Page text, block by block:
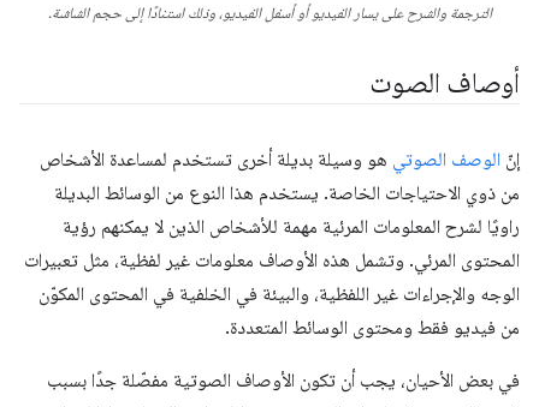
الترجمة والشرح على يسار الفيديو أو أسفل الفيديو، وذلك استنادًا إلى حجم الشاشة.
أوصاف الصوت
إنّ الوصف الصوتي هو وسيلة بديلة أخرى تستخدم لمساعدة الأشخاص
من ذوي الاحتياجات الخاصة. يستخدم هذا النوع من الوسائط البديلة
راويًا لشرح المعلومات المرئية مهمة للأشخاص الذين لا يمكنهم رؤية
المحتوى المرئي. وتشمل هذه الأوصاف معلومات غير لفظية، مثل تعبيرات
الوجه والإجراءات غير اللفظية، والبيئة في الخلفية في المحتوى المكوّن
من فيديو فقط ومحتوى الوسائط المتعددة.
في بعض الأحيان، يجب أن تكون الأوصاف الصوتية مفصّلة جدًا بسبب